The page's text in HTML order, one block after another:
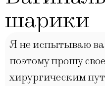
шарики
Я не испытываю
поэтому прошу
хирургическим